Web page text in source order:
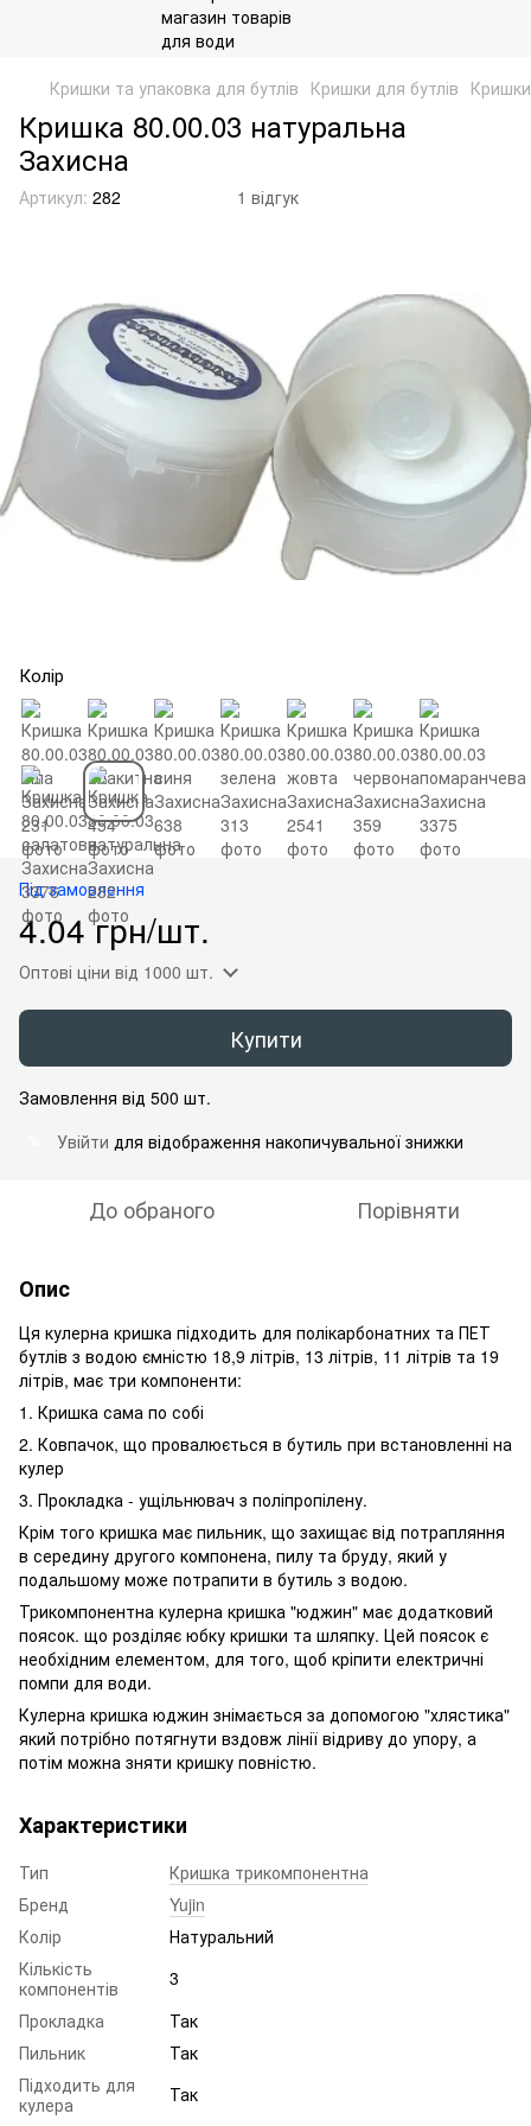
Кришки та упаковка для бутлів Кришки для бутлів
Кришка 80.00.03 натуральна
Захисна
Артикул: 282 1 відгук
Колір
Під замовлення
4.04 грн/шт.
Оптові ціни від 1000 шт.
Купити
Замовлення від 500 шт.
Увійти для відображення накопичувальної знижки
До обраного Порівняти
Опис
Ця кулерна кришка підходить для полікарбонатних та ПЕТ
бутлів з водою ємністю 18,9 літрів, 13 літрів, 11 літрів та 19
літрів, має три компоненти:
1. Кришка сама по собі
2. Ковпачок, що провалюється в бутиль при встановленні на
кулер
3. Прокладка - ущільнювач з поліпропілену.
Крім того кришка має пильник, що захищає від потрапляння
в середину другого компонена, пилу та бруду, який у
подальшому може потрапити в бутиль з водою.
Трикомпонентна кулерна кришка "юджин" має додатковий
поясок. що розділяє юбку кришки та шляпку. Цей поясок є
необхідним елементом, для того, щоб кріпити електричні
помпи для води.
Кулерна кришка юджин знімається за допомогою "хлястика"
який потрібно потягнути вздовж лінії відриву до упору, а
потім можна зняти кришку повністю.
Характеристики
Тип
Кришка трикомпонентна
Бренд
Yujin
Колір
Натуральний
Кількість
компонентів
3
Прокладка
Так
Пильник
Так
Підходить для
кулера
Так